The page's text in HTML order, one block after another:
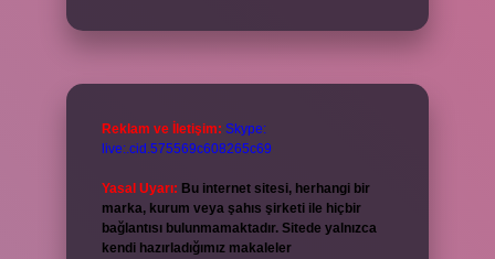
Reklam ve İletişim: Skype:
live:.cid.575569c608265c69
Yasal Uyarı: Bu internet sitesi, herhangi bir
marka, kurum veya şahıs şirketi ile hiçbir
bağlantısı bulunmamaktadır. Sitede yalnızca
kendi hazırladığımız makaleler